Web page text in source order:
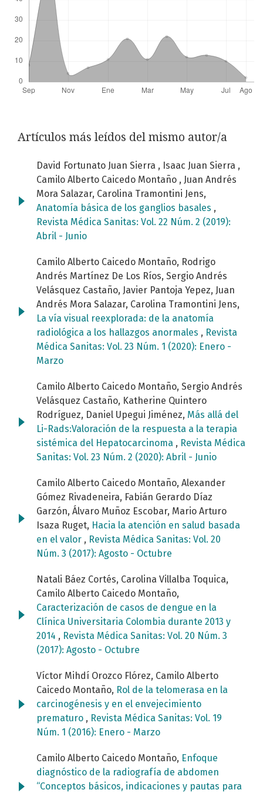
Artículos más leídos del mismo autor/a
David Fortunato Juan Sierra , Isaac Juan Sierra ,
Camilo Alberto Caicedo Montaño , Juan Andrés
Mora Salazar, Carolina Tramontini Jens,
Anatomía básica de los ganglios basales ,
Revista Médica Sanitas: Vol. 22 Núm. 2 (2019):
Abril - Junio
Camilo Alberto Caicedo Montaño, Rodrigo
Andrés Martínez De Los Ríos, Sergio Andrés
Velásquez Castaño, Javier Pantoja Yepez, Juan
Andrés Mora Salazar, Carolina Tramontini Jens,
La vía visual reexplorada: de la anatomía
radiológica a los hallazgos anormales , Revista
Médica Sanitas: Vol. 23 Núm. 1 (2020): Enero -
Marzo
Camilo Alberto Caicedo Montaño, Sergio Andrés
Velásquez Castaño, Katherine Quintero
Rodríguez, Daniel Upegui Jiménez, Más allá del
Li-Rads:Valoración de la respuesta a la terapia
sistémica del Hepatocarcinoma , Revista Médica
Sanitas: Vol. 23 Núm. 2 (2020): Abril - Junio
Camilo Alberto Caicedo Montaño, Alexander
Gómez Rivadeneira, Fabián Gerardo Díaz
Garzón, Álvaro Muñoz Escobar, Mario Arturo
Isaza Ruget, Hacia la atención en salud basada
en el valor , Revista Médica Sanitas: Vol. 20
Núm. 3 (2017): Agosto - Octubre
Natali Báez Cortés, Carolina Villalba Toquica,
Camilo Alberto Caicedo Montaño,
Caracterización de casos de dengue en la
Clínica Universitaria Colombia durante 2013 y
2014 , Revista Médica Sanitas: Vol. 20 Núm. 3
(2017): Agosto - Octubre
Víctor Mihdí Orozco Flórez, Camilo Alberto
Caicedo Montaño, Rol de la telomerasa en la
carcinogénesis y en el envejecimiento
prematuro , Revista Médica Sanitas: Vol. 19
Núm. 1 (2016): Enero - Marzo
Camilo Alberto Caicedo Montaño, Enfoque
diagnóstico de la radiografía de abdomen
“Conceptos básicos, indicaciones y pautas para